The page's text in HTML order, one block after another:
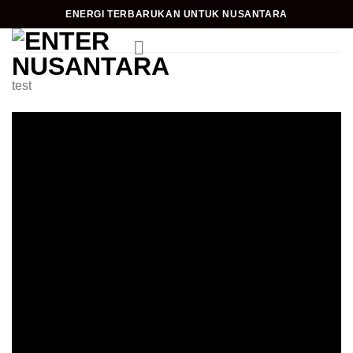
to
content
ENERGI TERBARUKAN UNTUK NUSANTARA
test